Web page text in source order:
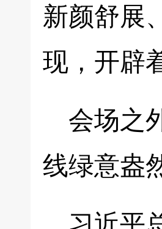
新颜舒展
现，开辟
会场之
线绿意盎